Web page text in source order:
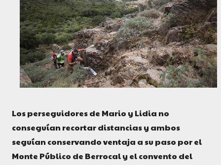
Los perseguidores de Mario y Lidia no
conseguían recortar distancias y ambos
seguían conservando ventaja a su paso por el
Monte Público de Berrocal y el convento del